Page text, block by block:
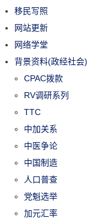
移民写照
网站更新
网络学堂
背景资料(政经社会)
CPAC拨款
RV调研系列
TTC
中加关系
中医争论
中国制造
人口普查
党魁选举
加元汇率